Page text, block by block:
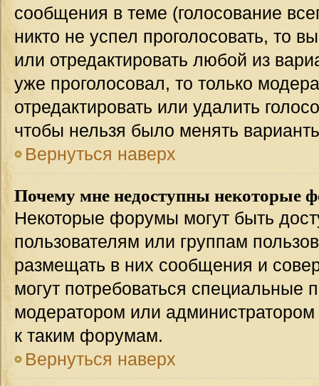
сообщения в теме (голосование
никто не успел проголосовать, то
или отредактировать любой из
уже проголосовал, то только
отредактировать или удалить
чтобы нельзя было менять
Вернуться наверх
Почему мне недоступны некоторые
Некоторые форумы могут быть
пользователям или группам
размещать в них сообщения и
могут потребоваться специальные
модератором или
к таким форумам.
Вернуться наверх